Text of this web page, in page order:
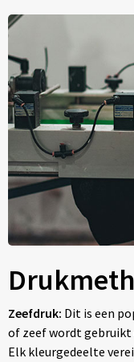
Zeefdruk: Dit is een
of zeef wordt
Elk kleurgedeelte